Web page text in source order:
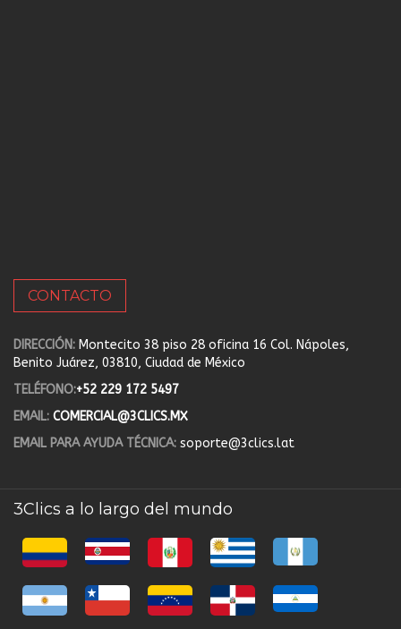
CONTACTO
DIRECCIÓN: Montecito 38 piso 28 oficina 16 Col. Nápoles,
Benito Juárez, 03810, Ciudad de México
TELÉFONO:+52 229 172 5497
EMAIL: COMERCIAL@3CLICS.MX
EMAIL PARA AYUDA TÉCNICA: soporte@3clics.lat
3Clics a lo largo del mundo